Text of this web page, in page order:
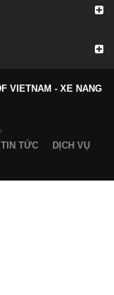
VIETNAM - XE NANG
TIN TỨC
DỊCH VỤ